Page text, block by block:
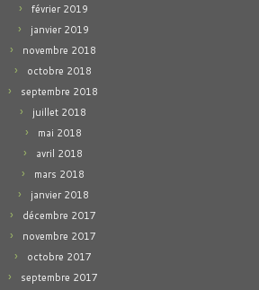
février 2019
janvier 2019
novembre 2018
octobre 2018
septembre 2018
juillet 2018
mai 2018
avril 2018
mars 2018
janvier 2018
décembre 2017
novembre 2017
octobre 2017
septembre 2017